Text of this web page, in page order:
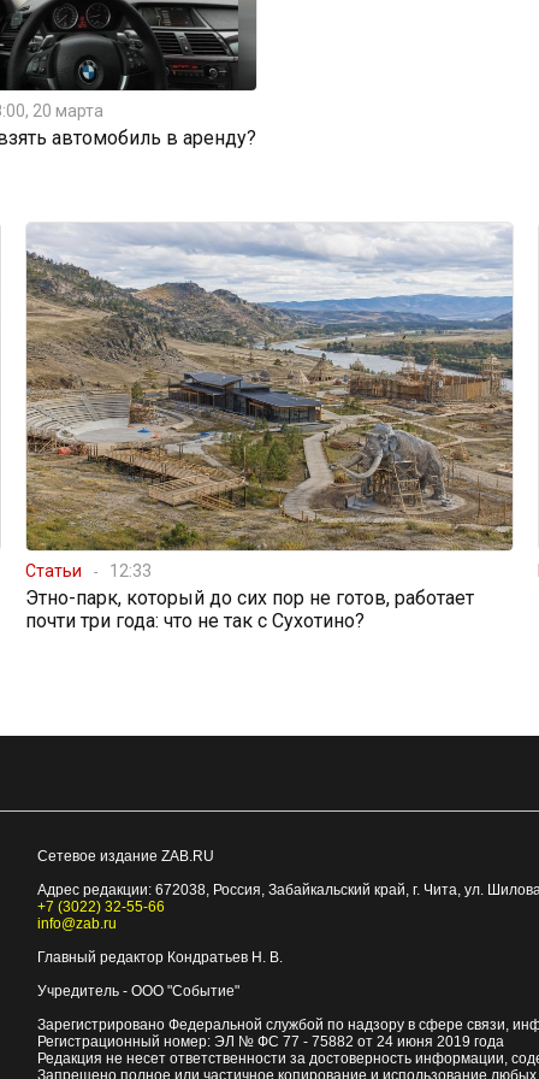
20 марта
автомобиль в аренду?
Статьи 12:33
Этно-парк, который до сих пор не готов, работает
почти три года: что не так с Сухотино?
Сетевое издание ZAB.RU
Адрес редакции: 672038, Россия, Забайкальский край, г. Чита, ул.
+7 (3022) 32-55-66
info@zab.ru
Главный редактор Кондратьев Н. В.
Учредитель - ООО "Событие"
Зарегистрировано Федеральной службой по надзору в сфере связи,
Регистрационный номер: ЭЛ № ФС 77 - 75882 от 24 июня 2019 года
Редакция не несет ответственности за достоверность информации,
Запрещено полное или частичное копирование и использование